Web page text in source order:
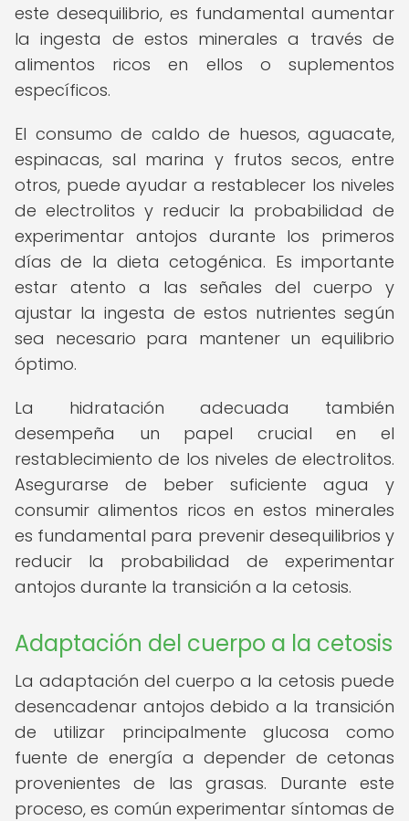
este desequilibrio, es fundamental aumentar
la ingesta de estos minerales a través de
alimentos ricos en ellos o suplementos
específicos.
El consumo de caldo de huesos, aguacate,
espinacas, sal marina y frutos secos, entre
otros, puede ayudar a restablecer los niveles
de electrolitos y reducir la probabilidad de
experimentar antojos durante los primeros
días de la dieta cetogénica. Es importante
estar atento a las señales del cuerpo y
ajustar la ingesta de estos nutrientes según
sea necesario para mantener un equilibrio
óptimo.
La hidratación adecuada también
desempeña un papel crucial en el
restablecimiento de los niveles de electrolitos.
Asegurarse de beber suficiente agua y
consumir alimentos ricos en estos minerales
es fundamental para prevenir desequilibrios y
reducir la probabilidad de experimentar
antojos durante la transición a la cetosis.
Adaptación del cuerpo a la cetosis
La adaptación del cuerpo a la cetosis puede
desencadenar antojos debido a la transición
de utilizar principalmente glucosa como
fuente de energía a depender de cetonas
provenientes de las grasas. Durante este
proceso, es común experimentar síntomas de